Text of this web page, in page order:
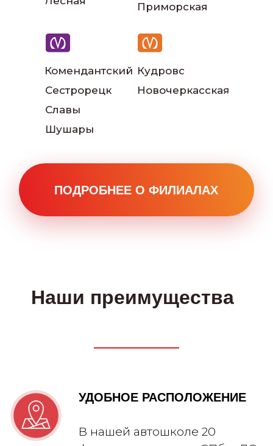
Приморская
Славы
Сестрорецк
Шушары
Кудрово
Новочеркасская
Комендантский
Читать больше отзывов: